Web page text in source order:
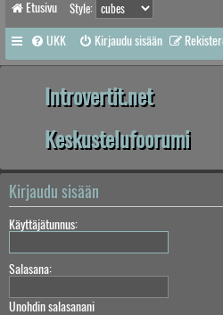
Etusivu Style:
UKK Kirjaudu sisään
Introvertit.net
Keskustelufoorumi
Kirjaudu sisään
Käyttäjätunnus:
Salasana:
Unohdin salasanani